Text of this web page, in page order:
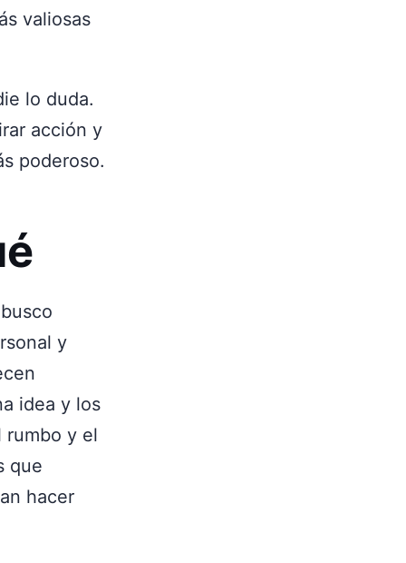
valiosas
lo duda.
acción y
poderoso.
y
idea y los
rumbo y el
que
hacer